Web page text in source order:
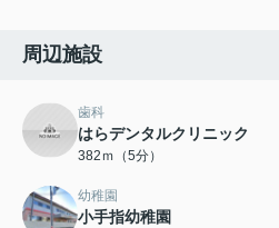
周辺施設
歯科
はらデンタルクリニック
382ｍ（5分）
幼稚園
小手指幼稚園